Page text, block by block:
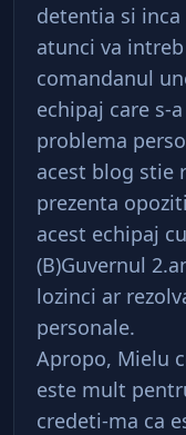
detentia si
atunci va
comandanul
echipaj care s-
problema
acest blog stie
prezenta
acest echipaj
(B)Guvernul
lozinci ar
personale.
Apropo, Mielu
este mult
credeti-ma ca